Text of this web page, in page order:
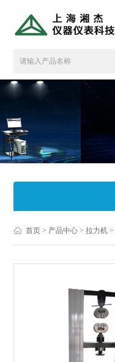
首页 > 产品中心 >拉力机 >